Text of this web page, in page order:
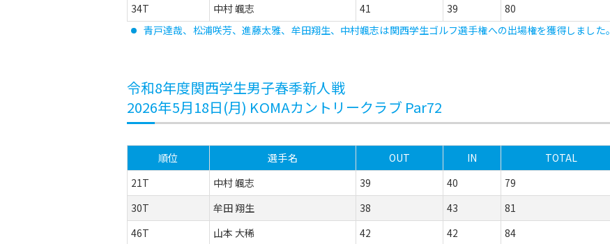
34T
中村 颯志 41 39
80
青戸達哉、松浦咲芳、進藤太雅、牟田翔生、中村颯志は関西学生ゴルフ選手権への出場権を獲得しました。
令和8年度関西学生男子春季新人戦
2026年5月18日(月) KOMAカントリークラブ Par72
順位 選手名 OUT IN
TOTAL
21T
中村 颯志 39 40
79
30T
牟田 翔生 38 43
81
46T
山本 大稀 42 42
84